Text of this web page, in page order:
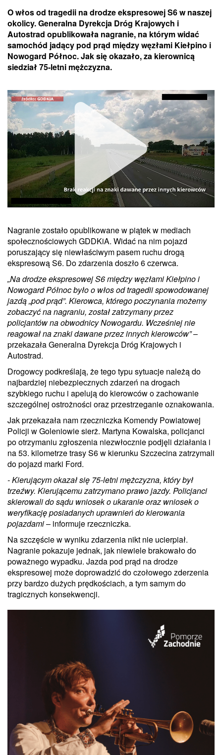
O włos od tragedii na drodze ekspresowej S6 w naszej
okolicy. Generalna Dyrekcja Dróg Krajowych i
Autostrad opublikowała nagranie, na którym widać
samochód jadący pod prąd między węzłami Kiełpino i
Nowogard Północ. Jak się okazało, za kierownicą
siedział 75-letni mężczyzna.
Unmute
Nagranie zostało opublikowane w piątek w mediach
społecznościowych GDDKiA. Widać na nim pojazd
poruszający się niewłaściwym pasem ruchu drogą
ekspresową S6. Do zdarzenia doszło 6 czerwca.
„Na drodze ekspresowej S6 między węzłami Kiełpino i
Nowogard Północ było o włos od tragedii spowodowanej
jazdą „pod prąd”. Kierowca, którego poczynania możemy
zobaczyć na nagraniu, został zatrzymany przez
policjantów na obwodnicy Nowogardu. Wcześniej nie
reagował na znaki dawane przez innych kierowców”–
przekazała Generalna Dyrekcja Dróg Krajowych i
Autostrad.
Drogowcy podkreślają, że tego typu sytuacje należą do
najbardziej niebezpiecznych zdarzeń na drogach
szybkiego ruchu i apelują do kierowców o zachowanie
szczególnej ostrożności oraz przestrzeganie oznakowania.
Jak przekazała nam rzeczniczka Komendy Powiatowej
Policji w Goleniowie sierż. Martyna Kowalska, policjanci
po otrzymaniu zgłoszenia niezwłocznie podjęli działania i
na 53. kilometrze trasy S6 w kierunku Szczecina zatrzymali
do pojazd marki Ford.
- Kierującym okazał się 75-letni mężczyzna, który był
trzeźwy. Kierującemu zatrzymano prawo jazdy. Policjanci
skierowali do sądu wniosek o ukaranie oraz wniosek o
weryfikację posiadanych uprawnień do kierowania
pojazdami– informuje rzeczniczka.
Na szczęście w wyniku zdarzenia nikt nie ucierpiał.
Nagranie pokazuje jednak, jak niewiele brakowało do
poważnego wypadku. Jazda pod prąd na drodze
ekspresowej może doprowadzić do czołowego zderzenia
przy bardzo dużych prędkościach, a tym samym do
tragicznych konsekwencji.